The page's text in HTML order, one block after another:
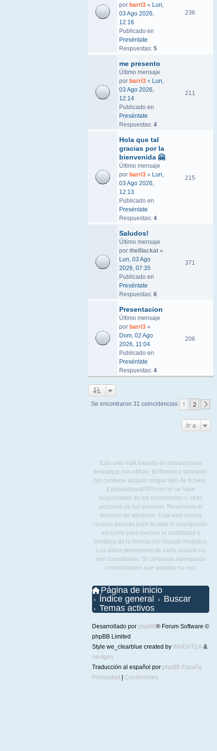
por barri3 « Lun,
03 Ago 2026,
12:16
Publicado en
Preséntate
Respuestas: 5
236
me presento
Último mensaje
por barri3 « Lun,
03 Ago 2026,
12:14
Publicado en
Preséntate
Respuestas: 4
211
Hola que tal
gracias por la
bienvenida 🤗
Último mensaje
por barri3 « Lun,
03 Ago 2026,
12:13
Publicado en
Preséntate
Respuestas: 4
215
Saludos!
Último mensaje
por the8lackat «
Lun, 03 Ago
2026, 07:35
Publicado en
Preséntate
Respuestas: 6
371
Presentacion
Último mensaje
por barri3 «
Dom, 02 Ago
2026, 11:04
Publicado en
Preséntate
Respuestas: 4
206
Se encontraron 31 coincidencias 1 2
Ir a
Esta web está basada en enlaces para
descargar con eMule, BitTorrent o similares.
No contiene alojado ningún tipo de fichero.
ExploradoresP2P.com no se hace
responsable de los comentarios u otras
acciones de los usuarios. Reservado el
derecho de admisión. Esta web inserta
cookies propias para facilitar tu navegación,
así como para mejorar la usabilidad y
temática de la misma con Google Analytics.
Los datos personales de cada usuario no
son consultados. Si continuas navegando
consideramos que aceptas su uso.
Página de inicio
Índice general
Buscar
Temas activos
Desarrollado por phpBB® Forum Software ©
phpBB Limited
Style we_clearblue created by INVENTEA &
nextgen
Traducción al español por phpBB España
Privacidad
Condiciones